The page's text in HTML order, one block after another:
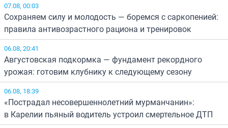
07.08, 00:03
Сохраняем силу и молодость — боремся с саркопенией:
правила антивозрастного рациона и тренировок
06.08, 20:41
Августовская подкормка — фундамент рекордного
урожая: готовим клубнику к следующему сезону
06.08, 18:39
«Пострадал несовершеннолетний мурманчанин»:
в Карелии пьяный водитель устроил смертельное ДТП